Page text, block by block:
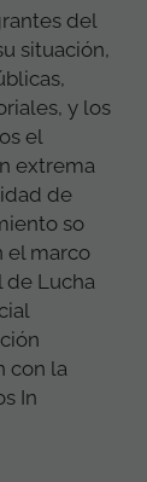
del
situación,
y los
el
extrema
de
so
el marco
de Lucha
con la
In